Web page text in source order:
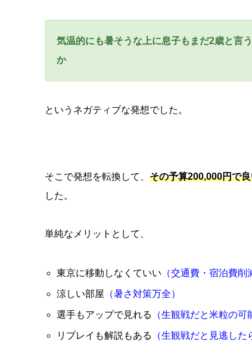
気温的にも暑そうな上に息子もまだ2歳と言
か
というネガティブな発想でした。
そこで発想を転換して、 その予算200,000円で
した。
単純なメリットとして、
東京に移動しなくていい （交通費・宿泊費削
涼しい部屋 （暑さ対策万全）
選手もアップで見れる （生観戦だと米粒の可
リプレイも解説もある （生観戦だと見逃した